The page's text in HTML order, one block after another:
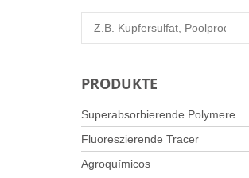
PRODUKTE
Superabsorbierende Polymere
Fluoreszierende Tracer
Agroquímicos